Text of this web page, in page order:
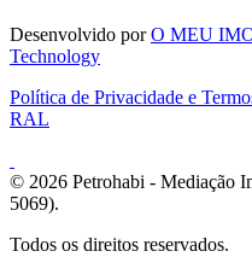
Desenvolvido porO MEU
Technology
Política de Privacidade e
RAL
© 2026 Petrohabi - Mediação
5069).
Todos os direitos reservados.